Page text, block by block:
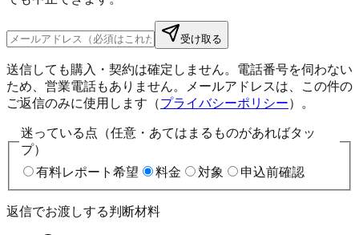
受け取る
送信しても購入・契約は確定しません。電話番号を伺わない
ため、営業電話もありません。メールアドレスは、この件の
ご返信のみに使用します（プライバシーポリシー）。
迷っている点（任意・あてはまるものがあればタッ
プ）
有料レポート希望
料金 対象 申込前確認
返信でお渡しする判断材料